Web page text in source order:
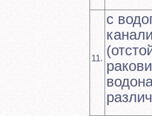
11.
с